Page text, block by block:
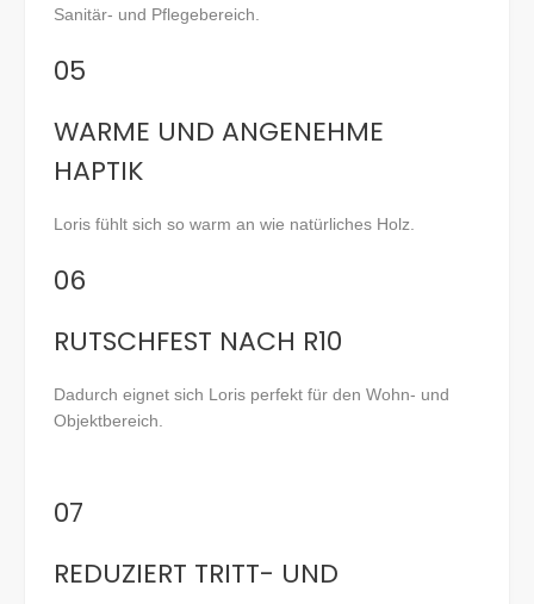
Sanitär- und Pflegebereich.
05
WARME UND ANGENEHME
HAPTIK
Loris fühlt sich so warm an wie natürliches Holz.
06
RUTSCHFEST NACH R10
Dadurch eignet sich Loris perfekt für den Wohn- und
Objektbereich.
07
REDUZIERT TRITT- UND